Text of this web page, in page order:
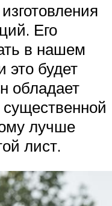
Его
в нашем
это будет
обладает
лучше
лист.